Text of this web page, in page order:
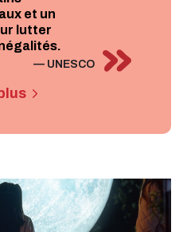
et un
lutter
— UNESCO